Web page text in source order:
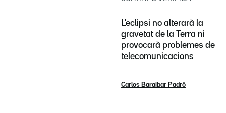
L'eclipsi no alterarà la
gravetat de la Terra ni
provocarà problemes de
telecomunicacions
Carlos Baraibar Padró